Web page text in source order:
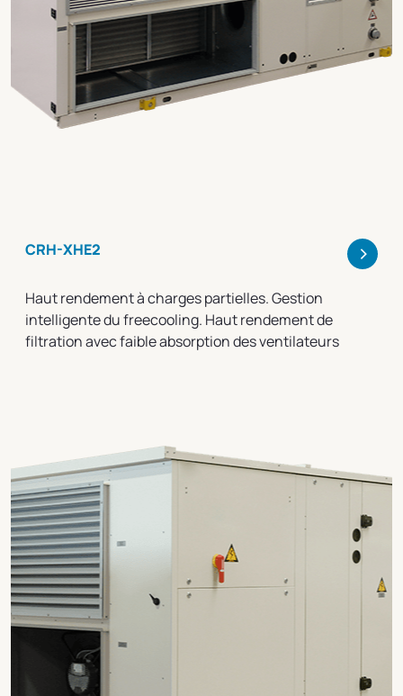
CRH-XHE2 >
Haut rendement à charges partielles. Gestion
intelligente du freecooling. Haut rendement de
filtration avec faible absorption des ventilateurs